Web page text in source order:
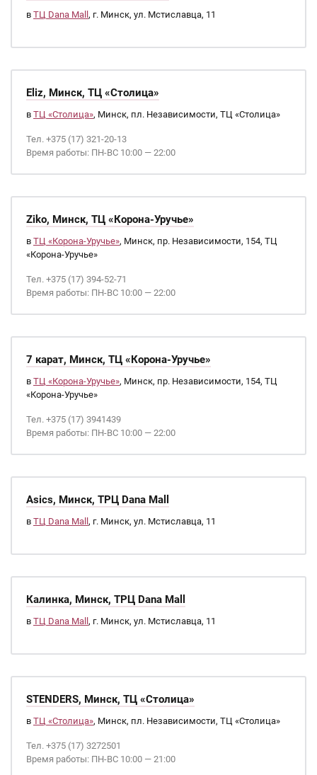
в ТЦ Dana Mall , г. Минск, ул. Мстиславца, 11
Eliz, Минск, ТЦ «Столица»
в ТЦ «Столица», Минск, пл. Независимости, ТЦ «Столица»
Тел. +375 (17) 321-20-13
Время работы: ПН-ВС 10:00 — 22:00
Ziko, Минск, ТЦ «Корона-Уручье»
в ТЦ «Корона-Уручье», Минск, пр. Независимости, 154, ТЦ
«Корона-Уручье»
Тел. +375 (17) 394-52-71
Время работы: ПН-ВС 10:00 — 22:00
7 карат, Минск, ТЦ «Корона-Уручье»
в ТЦ «Корона-Уручье», Минск, пр. Независимости, 154, ТЦ
«Корона-Уручье»
Тел. +375 (17) 3941439
Время работы: ПН-ВС 10:00 — 22:00
Asics, Минск, ТРЦ Dana Mall
в ТЦ Dana Mall , г. Минск, ул. Мстиславца, 11
Калинка, Минск, ТРЦ Dana Mall
в ТЦ Dana Mall , г. Минск, ул. Мстиславца, 11
STENDERS, Минск, ТЦ «Столица»
в ТЦ «Столица», Минск, пл. Независимости, ТЦ «Столица»
Тел. +375 (17) 3272501
Время работы: ПН-ВС 10:00 — 21:00